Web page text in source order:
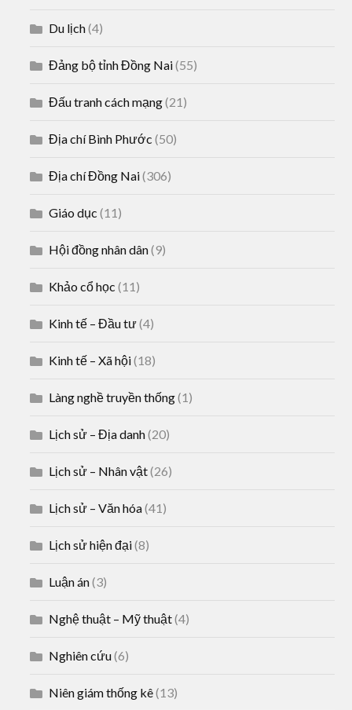
Du lịch(4)
Đảng bộ tỉnh Đồng Nai(55)
Đấu tranh cách mạng(21)
Địa chí Bình Phước (50)
Địa chí Đồng Nai(306)
Giáo dục (11)
Hội đồng nhân dân(9)
Khảo cổ học (11)
Kinh tế – Đầu tư(4)
Kinh tế – Xã hội(18)
Làng nghề truyền thống(1)
Lịch sử – Địa danh(20)
Lịch sử – Nhân vật(26)
Lịch sử – Văn hóa(41)
Lịch sử hiện đại(8)
Luận án(3)
Nghệ thuật – Mỹ thuật(4)
Nghiên cứu(6)
Niên giám thống kê(13)